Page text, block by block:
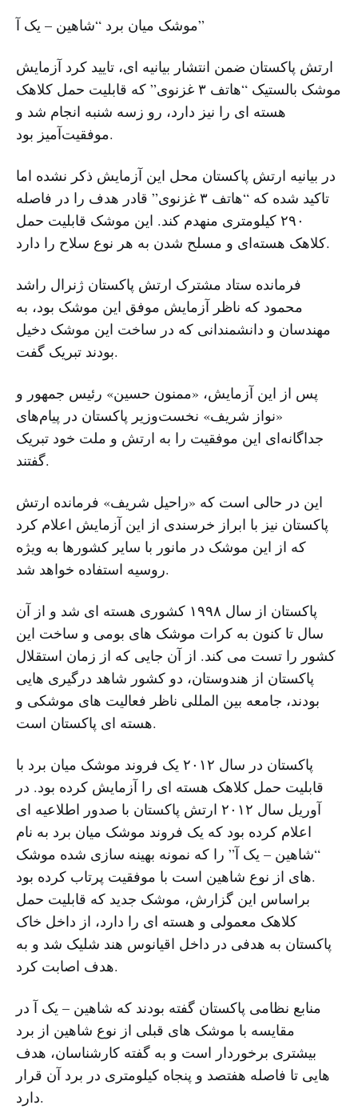
موشک میان برد “شاهین – یک آ”
ارتش پاکستان ضمن انتشار بیانیه ای، تایید کرد آزمایش
موشک بالستیک “هاتف ۳ غزنوی” که قابلیت حمل کلاهک
هسته ای را نیز دارد، رو زسه شنبه انجام شد و
موفقیت‌آمیز بود.
در بیانیه ارتش پاکستان محل این آزمایش ذکر نشده اما
تاکید شده که “هاتف ۳ غزنوی” قادر هدف را در فاصله
۲۹۰ کیلومتری منهدم کند. این موشک قابلیت حمل
کلاهک هسته‌ای و مسلح شدن به هر نوع سلاح را دارد.
فرمانده ستاد مشترک ارتش پاکستان ژنرال راشد
محمود که ناظر آزمایش موفق این موشک بود، به
مهندسان و دانشمندانی که در ساخت این موشک دخیل
بودند تبریک گفت.
پس از این آزمایش، «ممنون حسین» رئیس جمهور و
«نواز شریف» نخست‌وزیر پاکستان در پیام‌های
جداگانه‌ای این موفقیت را به ارتش و ملت خود تبریک
گفتند.
این در حالی است که «راحیل شریف» فرمانده ارتش
پاکستان نیز با ابراز خرسندی از این آزمایش اعلام کرد
که از این موشک‌ در مانور با سایر کشور‌ها به ویژه
روسیه استفاده خواهد شد.
پاکستان از سال ۱۹۹۸ کشوری هسته ای شد و از آن
سال تا کنون به کرات موشک های بومی و ساخت این
کشور را تست می کند. از آن جایی که از زمان استقلال
پاکستان از هندوستان، دو کشور شاهد درگیری هایی
بودند، جامعه بین المللی ناظر فعالیت های موشکی و
هسته ای پاکستان است.
پاکستان در سال ۲۰۱۲ یک فروند موشک میان برد با
قابلیت حمل کلاهک هسته ای را آزمایش کرده بود. در
آوریل سال ۲۰۱۲ ارتش پاکستان با صدور اطلاعیه ای
اعلام کرده بود که یک فروند موشک میان برد به نام
“شاهین – یک آ” را که نمونه بهینه سازی شده موشک
های از نوع شاهین است با موفقیت پرتاب کرده بود.
براساس این گزارش، موشک جدید که قابلیت حمل
کلاهک معمولی و هسته ای را دارد، از داخل خاک
پاکستان به هدفی در داخل اقیانوس هند شلیک شد و به
هدف اصابت کرد.
منابع نظامی پاکستان گفته بودند که شاهین – یک آ در
مقایسه با موشک های قبلی از نوع شاهین از برد
بیشتری برخوردار است و به گفته کارشناسان، هدف
هایی تا فاصله هفتصد و پنجاه کیلومتری در برد آن قرار
دارد.